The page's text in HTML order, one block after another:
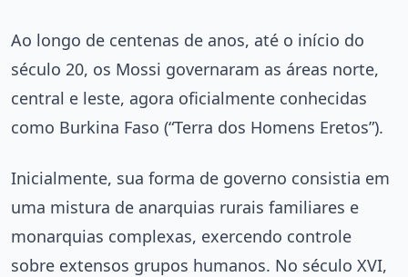
Ao longo de centenas de anos, até o início do
século 20, os Mossi governaram as áreas norte,
central e leste, agora oficialmente conhecidas
como Burkina Faso (“Terra dos Homens Eretos”).
Inicialmente, sua forma de governo consistia em
uma mistura de anarquias rurais familiares e
monarquias complexas, exercendo controle
sobre extensos grupos humanos. No século XVI,